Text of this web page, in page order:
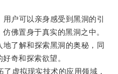
户可以亲身感受到黑洞的引
佛置身于真实的黑洞之中。
了解和探索黑洞的奥秘，同
奇和探索欲望。
虚拟现实技术的应用领域，